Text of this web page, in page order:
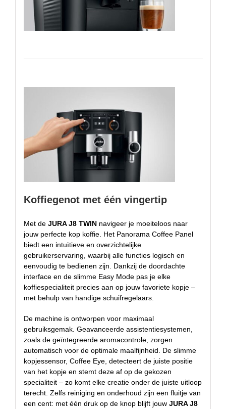
Koffiegenot met één vingertip
Met de JURA J8 TWINnavigeer je moeiteloos naar
jouw perfecte kop koffie. Het Panorama Coffee Panel
biedt een intuïtieve en overzichtelijke
gebruikerservaring, waarbij alle functies logisch en
eenvoudig te bedienen zijn. Dankzij de doordachte
interface en de slimme Easy Mode pas je elke
koffiespecialiteit precies aan op jouw favoriete kopje –
met behulp van handige schuifregelaars.
De machine is ontworpen voor maximaal
gebruiksgemak. Geavanceerde assistentiesystemen,
zoals de geïntegreerde aromacontrole, zorgen
automatisch voor de optimale maalfijnheid. De slimme
kopjessensor, Coffee Eye, detecteert de juiste positie
van het kopje en stemt deze af op de gekozen
specialiteit – zo komt elke creatie onder de juiste uitloop
terecht. Zelfs reiniging en onderhoud zijn een fluitje van
een cent: met één druk op de knop blijft jouw JURA J8